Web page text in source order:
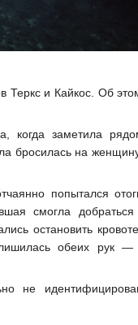
Теркс и Кайкос. Об
когда заметила
бросилась на
попытался
смогла
остановить
обеих рук —
не